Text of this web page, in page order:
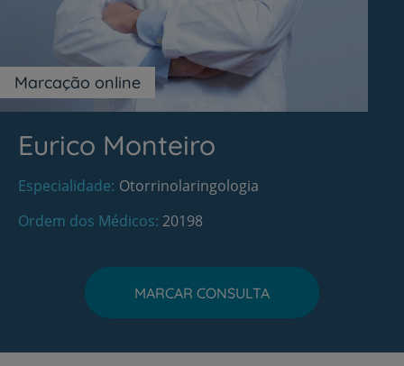
Marcação online
Eurico Monteiro
Especialidade Otorrinolaringologia
Ordem dos Médicos 20198
MARCAR CONSULTA